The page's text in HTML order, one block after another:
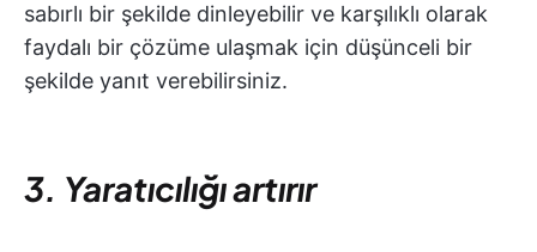
sabırlı bir şekilde dinleyebilir ve karşılıklı olarak
faydalı bir çözüme ulaşmak için düşünceli bir
şekilde yanıt verebilirsiniz.
3. Yaratıcılığı artırır